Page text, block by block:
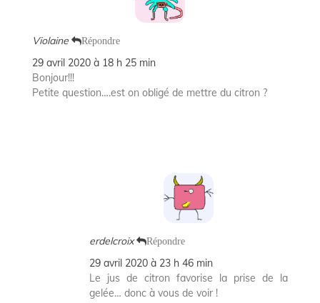
Violaine Répondre
29 avril 2020 à 18 h 25 min
Bonjour!!!
Petite question….est on obligé de mettre du citron ?
erdelcroix Répondre
29 avril 2020 à 23 h 46 min
Le jus de citron favorise la prise de la
gelée… donc à vous de voir !